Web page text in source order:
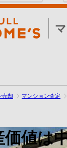
売却 マンション査定
価値は